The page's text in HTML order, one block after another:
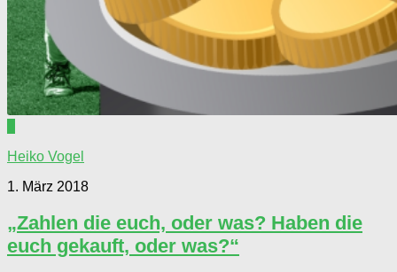
Heiko Vogel
1. März 2018
„Zahlen die euch, oder was? Haben die
euch gekauft, oder was?“